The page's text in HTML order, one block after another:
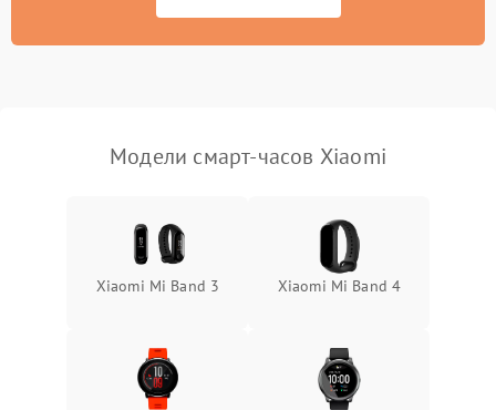
Модели смарт-часов Xiaomi
Xiaomi Mi Band 3 Xiaomi Mi Band 4